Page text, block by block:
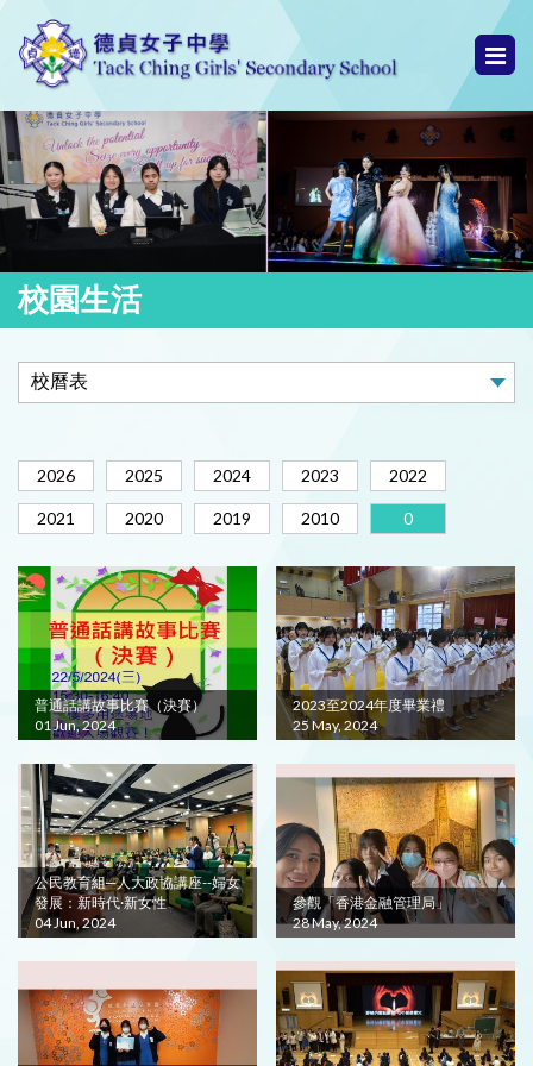
校園生活
2026 2025 2024 2023 2022
2021 2020 2019 2010 0
普通話講故事比賽（決賽）
01 Jun, 2024
2023至2024年度畢業禮
25 May, 2024
公民教育組─人大政協講座--婦女
發展：新時代·新女性
04 Jun, 2024
參觀「香港金融管理局」
28 May, 2024